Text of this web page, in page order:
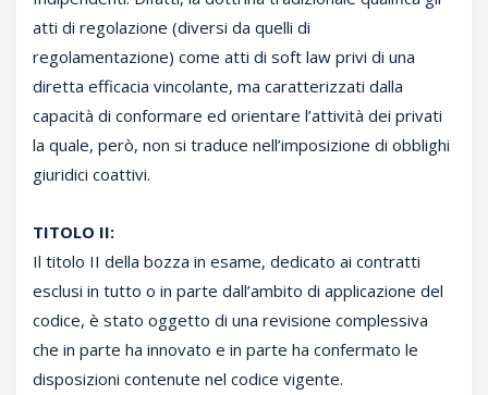
atti di regolazione (diversi da quelli di
regolamentazione) come atti di soft law privi di una
diretta efficacia vincolante, ma caratterizzati dalla
capacità di conformare ed orientare l’attività dei privati
la quale, però, non si traduce nell’imposizione di obblighi
giuridici coattivi.
TITOLO II:
Il titolo II della bozza in esame, dedicato ai contratti
esclusi in tutto o in parte dall’ambito di applicazione del
codice, è stato oggetto di una revisione complessiva
che in parte ha innovato e in parte ha confermato le
disposizioni contenute nel codice vigente.